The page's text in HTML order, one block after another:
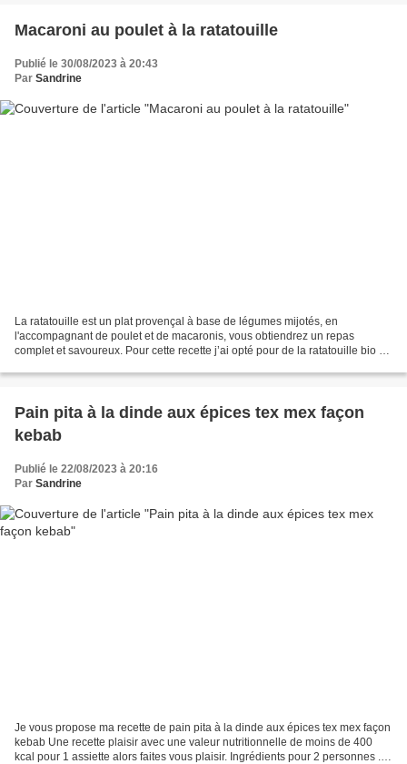
Macaroni au poulet à la ratatouille
Publié le 30/08/2023 à 20:43
Par Sandrine
La ratatouille est un plat provençal à base de légumes mijotés, en
l'accompagnant de poulet et de macaronis, vous obtiendrez un repas
complet et savoureux. Pour cette recette j’ai opté pour de la ratatouille bio en
Pain pita à la dinde aux épices tex mex façon
kebab
Publié le 22/08/2023 à 20:16
Par Sandrine
Je vous propose ma recette de pain pita à la dinde aux épices tex mex façon
kebab Une recette plaisir avec une valeur nutritionnelle de moins de 400
kcal pour 1 assiette alors faites vous plaisir. Ingrédients pour 2 personnes . 2